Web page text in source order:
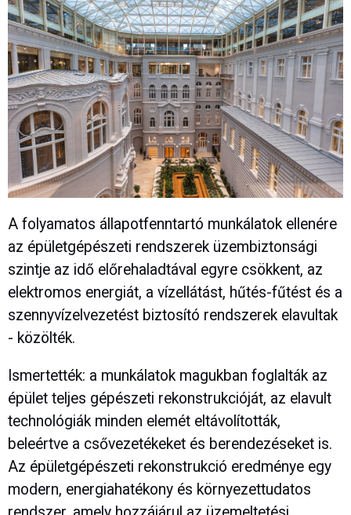
A folyamatos állapotfenntartó munkálatok ellenére
az épületgépészeti rendszerek üzembiztonsági
szintje az idő előrehaladtával egyre csökkent, az
elektromos energiát, a vízellátást, hűtés-fűtést és a
szennyvízelvezetést biztosító rendszerek elavultak
- közölték.
Ismertették: a munkálatok magukban foglalták az
épület teljes gépészeti rekonstrukcióját, az elavult
technológiák minden elemét eltávolították,
beleértve a csővezetékeket és berendezéseket is.
Az épületgépészeti rekonstrukció eredménye egy
modern, energiahatékony és környezettudatos